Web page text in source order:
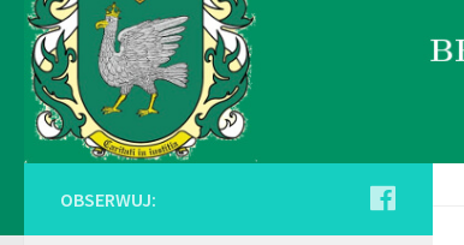
OBSERWUJ: